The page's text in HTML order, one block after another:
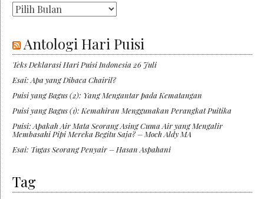
Arsip
Antologi Hari Puisi
Teks Deklarasi Hari Puisi Indonesia 26 Juli
Esai: Apa yang Dibaca Chairil?
Puisi yang Bagus (2): Yang Mengantar pada Kematangan
Puisi yang Bagus (1): Kemahiran Menggunakan Perangkat Puitika
Puisi: Apakah Air Mata Seorang Asing Cuma Air yang Mengalir
Membasahi Pipi Mereka Begitu Saja? – Moch Aldy MA
Esai: Tugas Seorang Penyair – Hasan Aspahani
Tag